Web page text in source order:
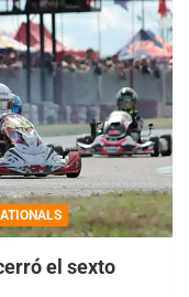
el sexto